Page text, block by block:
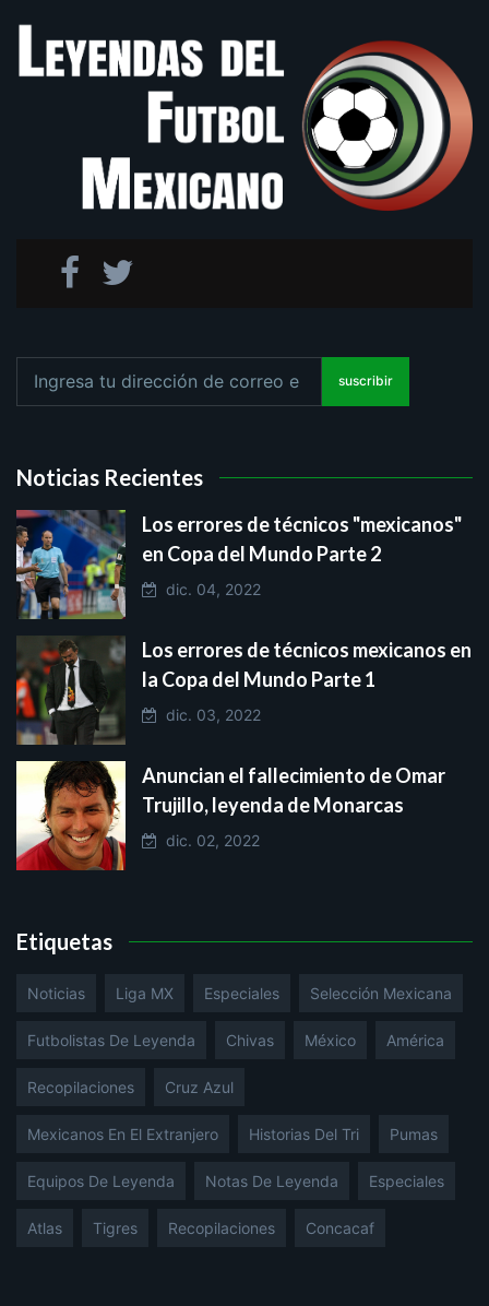
suscribir
Noticias Recientes
Los errores de técnicos "mexicanos"
en Copa del Mundo Parte 2
dic. 04, 2022
Los errores de técnicos mexicanos en
la Copa del Mundo Parte 1
dic. 03, 2022
Anuncian el fallecimiento de Omar
Trujillo, leyenda de Monarcas
dic. 02, 2022
Etiquetas
Noticias Liga MX Especiales Selección Mexicana
Futbolistas De Leyenda Chivas México América
Recopilaciones Cruz Azul
Mexicanos En El Extranjero Historias Del Tri Pumas
Equipos De Leyenda Notas De Leyenda Especiales
Atlas Tigres Recopilaciones Concacaf